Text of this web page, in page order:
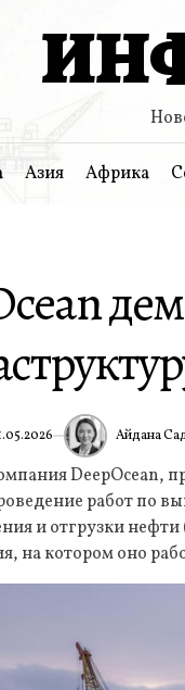
Азия Африка
ИА Айдана
DeepOcean,
работ по
и отгрузки нефти
на котором оно